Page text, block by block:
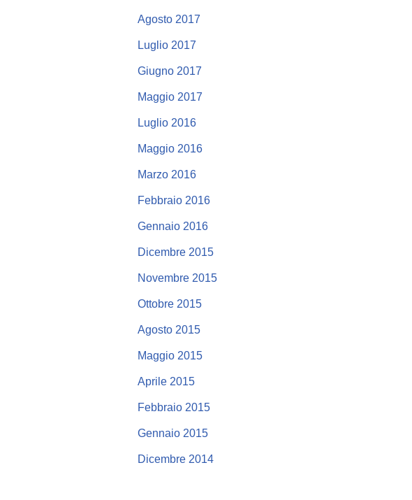
Agosto 2017
Luglio 2017
Giugno 2017
Maggio 2017
Luglio 2016
Maggio 2016
Marzo 2016
Febbraio 2016
Gennaio 2016
Dicembre 2015
Novembre 2015
Ottobre 2015
Agosto 2015
Maggio 2015
Aprile 2015
Febbraio 2015
Gennaio 2015
Dicembre 2014